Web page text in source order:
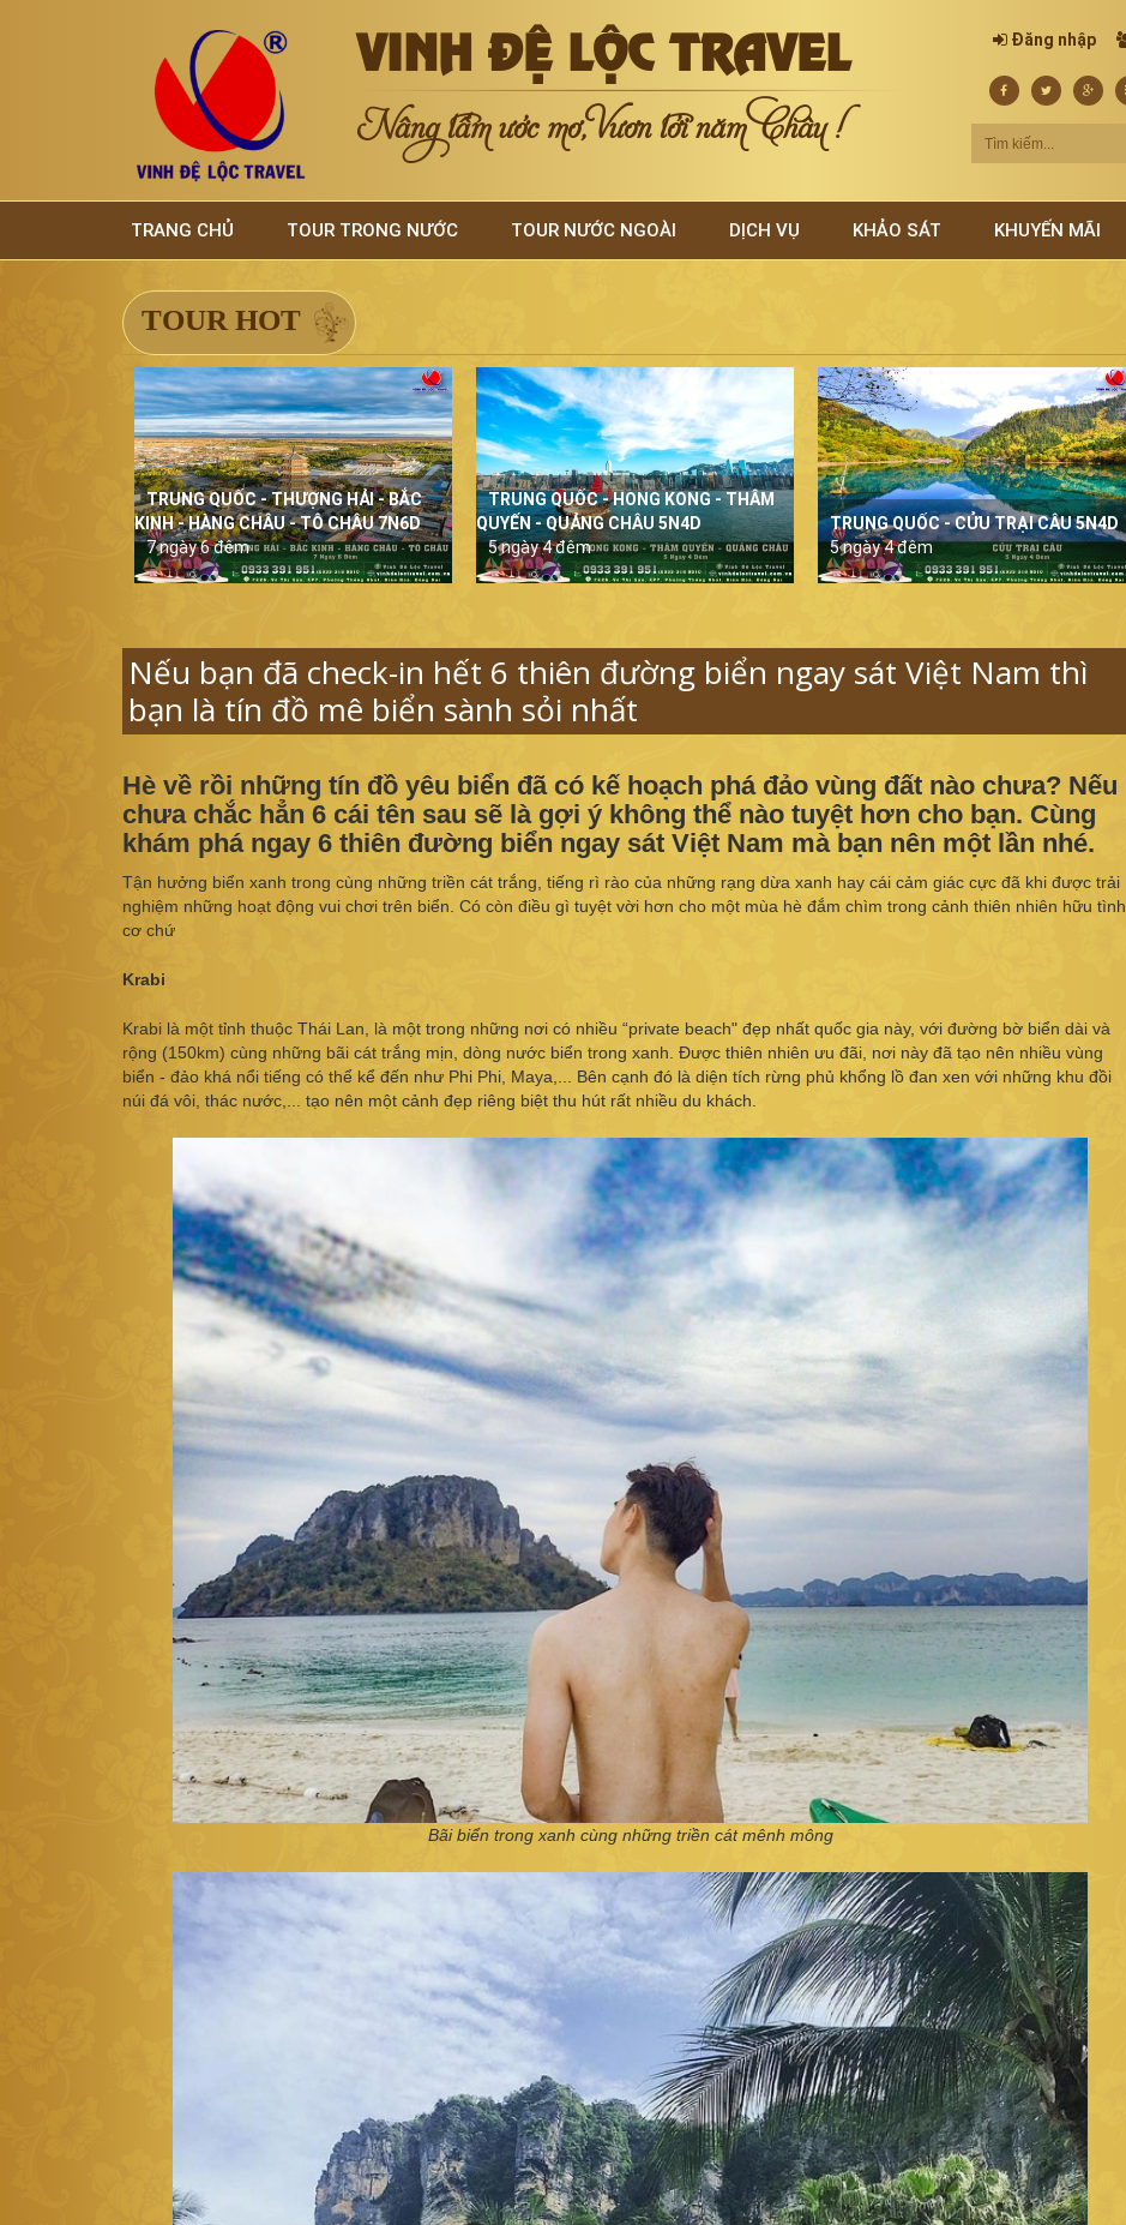
VINH ĐỆ LỘC TRAVEL
Nâng tầm ước mơ, Vươn tới năm Châu !
Đăng nhập
TRANG CHỦ TOUR TRONG NƯỚC TOUR NƯỚC NGOÀI DỊCH VỤ KHẢO SÁT KHUYẾN MÃI
TOUR HOT
TRUNG QUỐC - THƯỢNG HẢI - BẮC
KINH - HÀNG CHÂU - TÔ CHÂU 7N6D
7 ngày 6 đêm
TRUNG QUỐC - HONG KONG - THÂM
QUYẾN - QUẢNG CHÂU 5N4D
5 ngày 4 đêm
TRUNG QUỐC - CỬU TRẠI CÂU 5N4D
5 ngày 4 đêm
Nếu bạn đã check-in hết 6 thiên đường biển ngay sát Việt Nam thì
bạn là tín đồ mê biển sành sỏi nhất
Hè về rồi những tín đồ yêu biển đã có kế hoạch phá đảo vùng đất nào chưa? Nếu
chưa chắc hẳn 6 cái tên sau sẽ là gợi ý không thể nào tuyệt hơn cho bạn. Cùng
khám phá ngay 6 thiên đường biển ngay sát Việt Nam mà bạn nên một lần nhé.
Tận hưởng biển xanh trong cùng những triền cát trắng, tiếng rì rào của những rạng dừa xanh hay cái cảm giác cực đã khi được trải
nghiệm những hoạt động vui chơi trên biển. Có còn điều gì tuyệt vời hơn cho một mùa hè đắm chìm trong cảnh thiên nhiên hữu tình
cơ chứ
Krabi
Krabi là một tỉnh thuộc Thái Lan, là một trong những nơi có nhiều “private beach" đẹp nhất quốc gia này, với đường bờ biển dài và
rộng (150km) cùng những bãi cát trắng mịn, dòng nước biển trong xanh. Được thiên nhiên ưu đãi, nơi này đã tạo nên nhiều vùng
biển - đảo khá nổi tiếng có thể kể đến như Phi Phi, Maya,... Bên cạnh đó là diện tích rừng phủ khổng lồ đan xen với những khu đồi
núi đá vôi, thác nước,... tạo nên một cảnh đẹp riêng biệt thu hút rất nhiều du khách.
Bãi biển trong xanh cùng những triền cát mênh mông